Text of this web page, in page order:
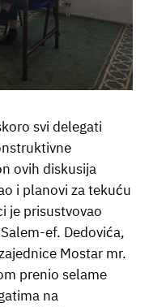
svi delegati
ovih diskusija
i planovi za tekuću
je prisustvovao
ef. Dedovića,
Mostar mr.
prenio selame
na